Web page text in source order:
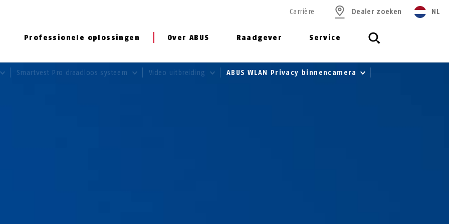
Professionele oplossingen Over ABUS Raadgever Service
Carrière Dealer zoeken NL
Smartvest Pro draadloos systeem Video uitbreiding ABUS WLAN Privacy binnencamera